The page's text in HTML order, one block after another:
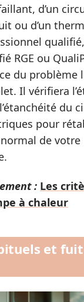
d’un
ou d’un
qualifié,
RGE ou
du problème
Il vérifiera
du
pour
de votre
: Les
à chaleur
et